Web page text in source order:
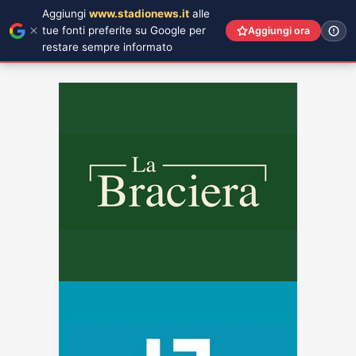
Aggiungi www.stadionews.it alle
tue fonti preferite su Google per
restare sempre informato
Aggiungi ora